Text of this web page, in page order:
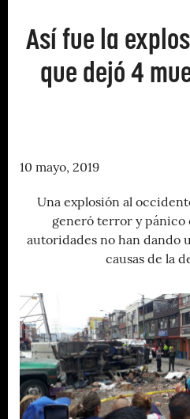
Así fue la
que dejó 4
10 mayo, 2019
Una explosión al
generó terror y pánico
autoridades no han dando
causas de la